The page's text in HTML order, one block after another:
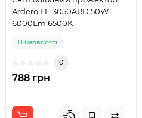
Ardero LL-3050ARD 50W
6000Lm 6500K
В наявності
0
788 грн